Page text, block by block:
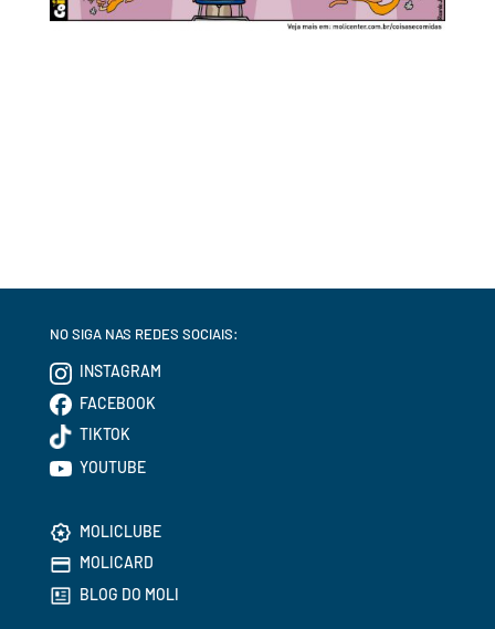
NO SIGA NAS REDES SOCIAIS:
INSTAGRAM
FACEBOOK
TIKTOK
YOUTUBE
MOLICLUBE
MOLICARD
BLOG DO MOLI